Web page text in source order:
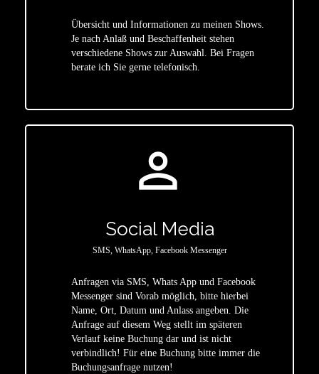
Übersicht und Informationen zu meinen Shows.
Je nach Anlaß und Beschaffenheit stehen
verschiedene Shows zur Auswahl. Bei Fragen
berate ich Sie gerne telefonisch.
person_outline
Social Media
SMS, WhatsApp, Facebook Messenger
Anfragen via SMS, Whats App und Facebook
Messenger sind Vorab möglich, bitte hierbei
Name, Ort, Datum und Anlass angeben. Die
Anfrage auf diesem Weg stellt im späteren
Verlauf keine Buchung dar und ist nicht
verbindlich! Für eine Buchung bitte immer die
Buchungsanfrage nutzen!